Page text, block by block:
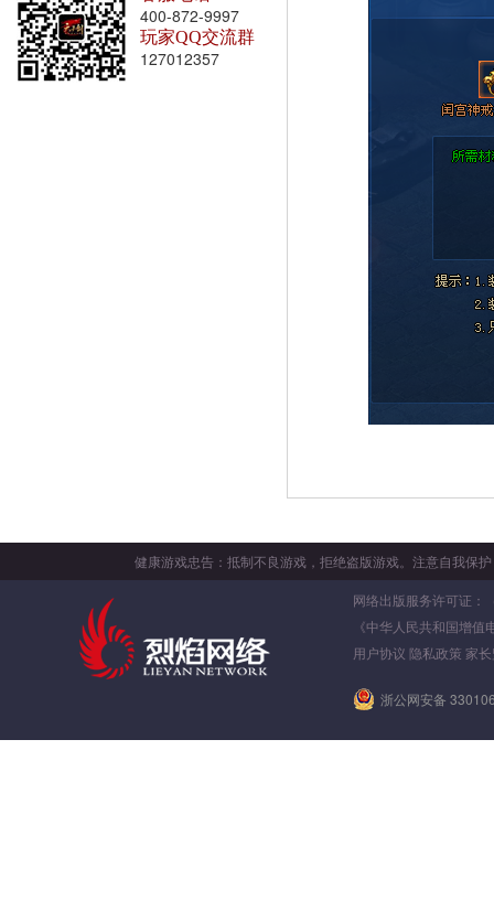
400-872-9997
玩家QQ交流群
127012357
健康游戏忠告：抵制不良游戏，拒绝盗版游戏。注意自我保
网络出版服务许可证：
《中华人民共和国增
用户协议 隐私政策 家
浙公网安备